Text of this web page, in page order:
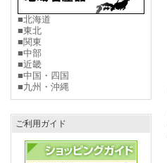
■北海道
■東北
■関東
■中部
■近畿
■中国・四国
■九州・沖縄
ご利用ガイド